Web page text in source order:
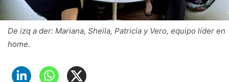
De izq a der: Mariana, Sheila, Patricia y Vero, equipo líder en
home.